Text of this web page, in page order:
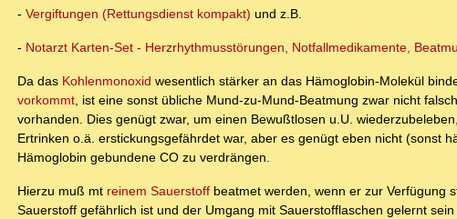
- Vergiftungen (Rettungsdienst kompakt) und z.B.
- Notarzt Karten-Set - Herzrhythmusstörungen, Notfallmedikamente,
Da das Kohlenmonoxid wesentlich stärker an das Hämoglobin-Molekül
vorkommt, ist eine sonst übliche Mund-zu-Mund-Beatmung zwar nicht
vorhanden. Dies genügt zwar, um einen Bewußtlosen u.U.
Ertrinken o.ä. erstickungsgefährdet war, aber es genügt eben nicht (sonst
Hämoglobin gebundene CO zu verdrängen.
Hierzu muß mt reinem Sauerstoff beatmet werden, wenn er zur Verfügung
Sauerstoff gefährlich ist und der Umgang mit Sauerstofflaschen gelernt